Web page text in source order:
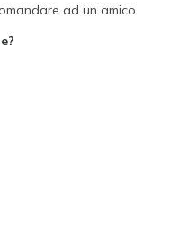
ad un amico